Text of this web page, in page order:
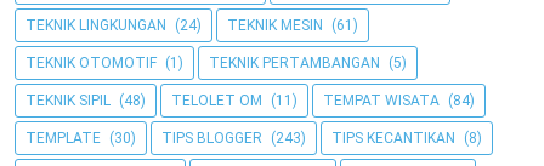
TEKNIK LINGKUNGAN (24) TEKNIK MESIN (61)
TEKNIK OTOMOTIF (1) TEKNIK PERTAMBANGAN (5)
TEKNIK SIPIL (48) TELOLET OM (11) TEMPAT WISATA (84)
TEMPLATE (30) TIPS BLOGGER (243) TIPS KECANTIKAN (8)